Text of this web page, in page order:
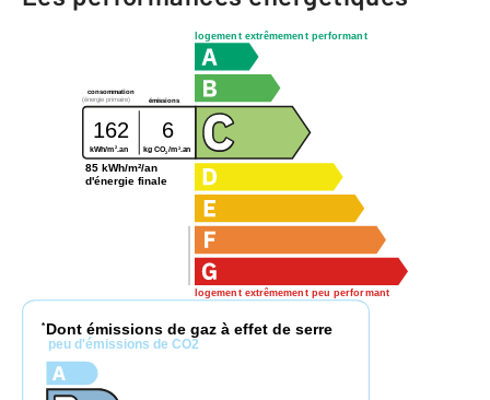
logement extrêmement performant
logement extrêmement peu performant
consommation
émissions
(énergie primaire)
162 6
kWh/m 2 .an kg CO2/m2.an
85 kWh/m²/an
d'énergie finale
* Dont émissions de gaz à effet de serre
peu d'émissions de CO2